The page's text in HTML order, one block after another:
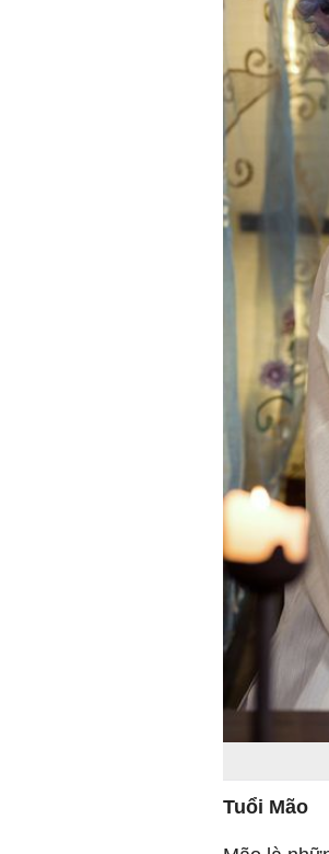
Tuổi Mão